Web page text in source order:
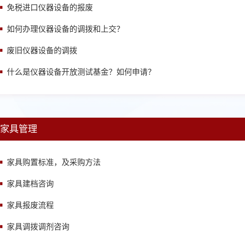
免税进口仪器设备的报废
如何办理仪器设备的调拨和上交？
废旧仪器设备的调拨
什么是仪器设备开放测试基金？如何申请？
家具管理
家具购置标准，及采购方法
家具建档咨询
家具报废流程
家具调拨调剂咨询